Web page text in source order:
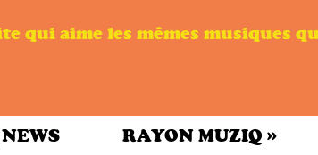
qui aime les mêmes musiques
RAYON MUZIQ »